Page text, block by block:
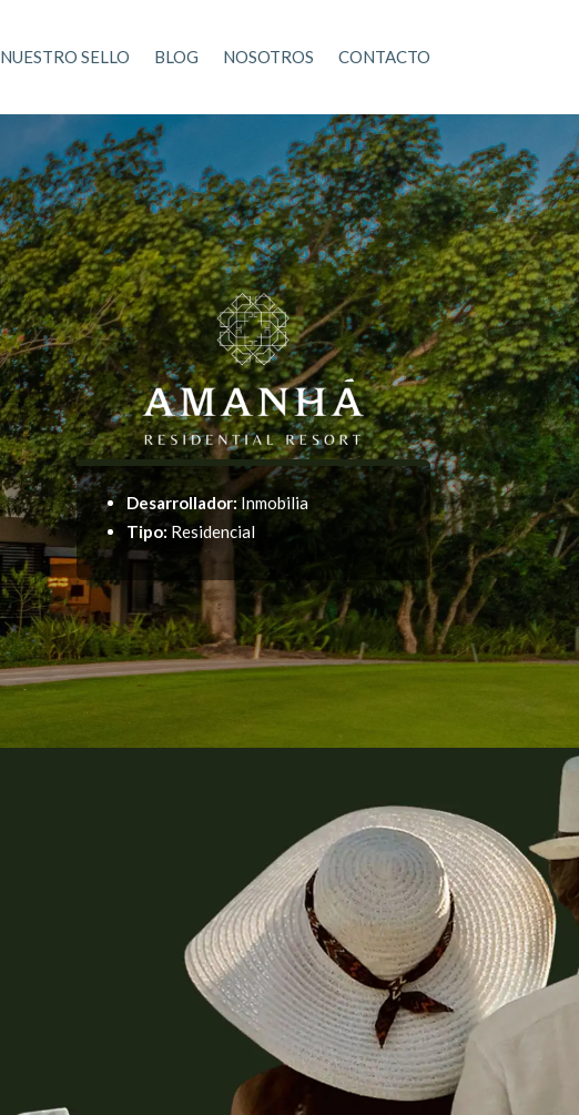
NUESTRO SELLO BLOG NOSOTROS CONTACTO
Desarrollador: Inmobilia
Tipo:Residencial